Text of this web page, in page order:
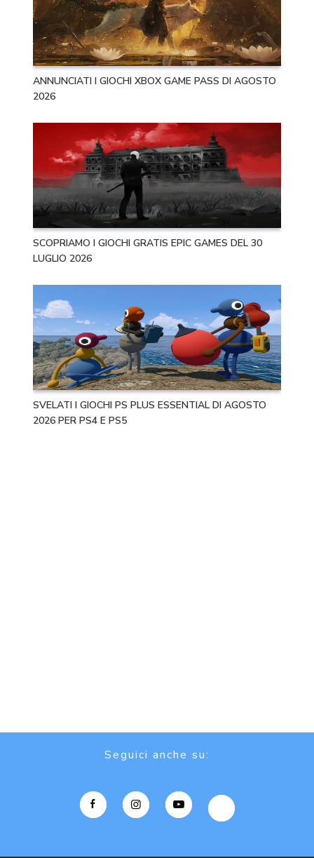
ANNUNCIATI I GIOCHI XBOX GAME PASS DI AGOSTO
2026
SCOPRIAMO I GIOCHI GRATIS EPIC GAMES DEL 30
LUGLIO 2026
SVELATI I GIOCHI PS PLUS ESSENTIAL DI AGOSTO
2026 PER PS4 E PS5
Seguici anche su: